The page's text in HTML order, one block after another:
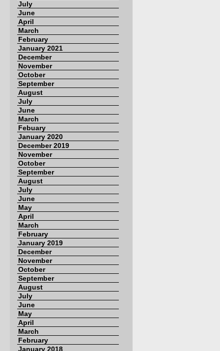
July
June
April
March
February
January 2021
December
November
October
September
August
July
June
March
Febuary
January 2020
December 2019
November
October
September
August
July
June
May
April
March
February
January 2019
December
November
October
September
August
July
June
May
April
March
February
January 2018